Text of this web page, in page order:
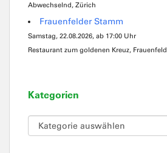
Abwechselnd, Zürich
Frauenfelder Stamm
Samstag, 22.08.2026, ab 17:00 Uhr
Restaurant zum goldenen Kreuz, Frauenfeld
Kategorien
Kategorien